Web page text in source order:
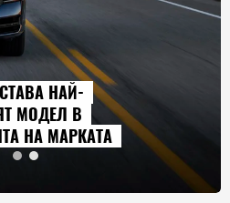
СЕРИАЛИТЕ,
ГЛЕДАМЕ
2026 Г.